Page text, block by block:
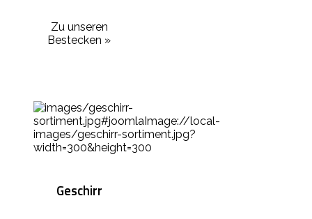
Zu unseren
Bestecken »
Geschirr